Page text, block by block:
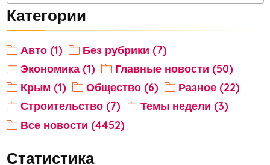
Категории
Авто (1)
Без рубрики (7)
Экономика (1)
Главные новости (50)
Крым (1)
Общество (6)
Разное (22)
Строительство (7)
Темы недели (3)
Все новости (4452)
Статистика